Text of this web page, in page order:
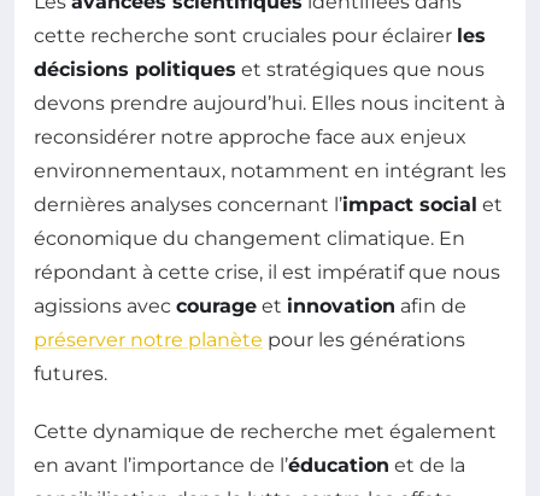
cette recherche sont cruciales pour éclairer les
décisions politiques et stratégiques que nous
devons prendre aujourd’hui. Elles nous incitent à
reconsidérer notre approche face aux enjeux
environnementaux, notamment en intégrant les
dernières analyses concernant l’impact social et
économique du changement climatique. En
répondant à cette crise, il est impératif que nous
agissions avec courage et innovation afin de
préserver notre planète pour les générations
futures.
Cette dynamique de recherche met également
en avant l’importance de l’éducation et de la